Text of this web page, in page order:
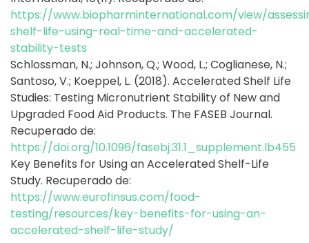
https://www.biopharminternational.com/view/
shelf-life-using-real-time-and-accelerated-
stability-tests
Schlossman, N.; Johnson, Q.; Wood, L.; Coglianese, N.;
Santoso, V.; Koeppel, L. (2018). Accelerated Shelf Life
Studies: Testing Micronutrient Stability of New and
Upgraded Food Aid Products. The FASEB Journal.
Recuperado de:
https://doi.org/10.1096/fasebj.31.1_supplement.lb455
Key Benefits for Using an Accelerated Shelf-Life
Study. Recuperado de:
https://www.eurofinsus.com/food-
testing/resources/key-benefits-for-using-an-
accelerated-shelf-life-study/